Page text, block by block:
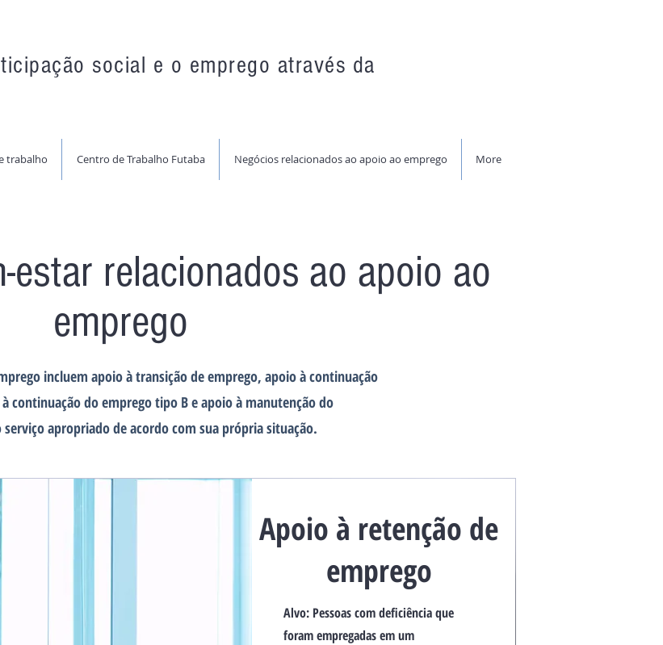
social e o emprego através da
trabalho Centro de Trabalho Futaba Negócios relacionados ao apoio ao emprego More
estar relacionados ao apoio ao
emprego
incluem apoio à transição de emprego, apoio à continuação
continuação do emprego tipo B e apoio à manutenção do
apropriado de acordo com sua própria situação.
​Apoio à retenção de
emprego
Alvo: Pessoas com deficiência que
foram empregadas em um